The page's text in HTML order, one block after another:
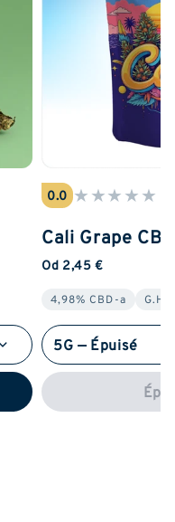
0.0 ★★★★★
Cali Grape CBD
Od 2,45 €
4,98% CBD-a
5G — Épuisé